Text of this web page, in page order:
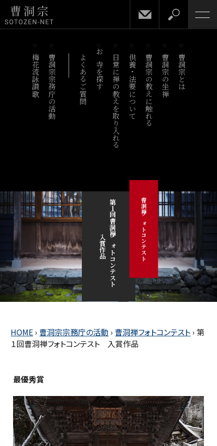
梅花流詠讃歌 曹洞宗宗務庁の活動 よくあるご質問 お寺を探す 日常に禅の教えを取り入れる供養・法要について曹洞宗の教えに触れる 曹洞宗の坐禅 曹洞宗とは
第
１
回
曹
洞
禅
フ
ォ
ト
コ
ン
テ
ス
ト
入賞
作
品 曹洞禅フォトコンテスト
HOME › 曹洞宗宗務庁の活動 › 曹洞禅フォトコンテスト › 第
１回曹洞禅フォトコンテスト 入賞作品
最優秀賞